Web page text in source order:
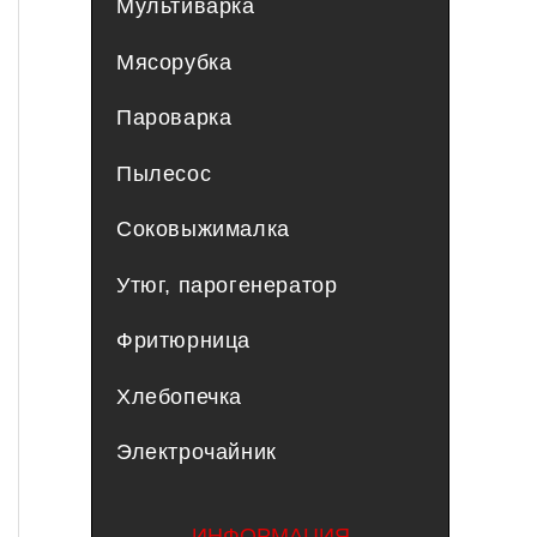
Мультиварка
Мясорубка
Пароварка
Пылесос
Соковыжималка
Утюг, парогенератор
Фритюрница
Хлебопечка
Электрочайник